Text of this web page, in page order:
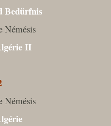
Bedürfnis
Némésis
II
Némésis